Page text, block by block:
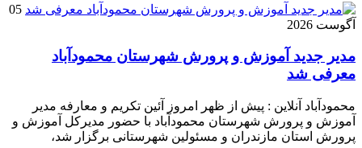
05
آگوست 2026
مدیر جدید آموزش و پرورش شهرستان محمودآباد
معرفی شد
محمودآباد آنلاین : پیش از ظهر امروز آئین تکریم و معارفه مدیر
آموزش و پرورش شهرستان محمودآباد با حضور مدیرکل آموزش و
پرورش استان مازندران و مسئولین شهرستانی برگزار شد،